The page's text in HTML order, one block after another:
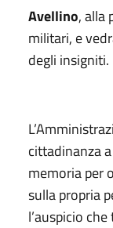
Avellino, alla
militari, e
degli insigniti.
cittadinanza
memoria per
sulla propria
l’auspicio